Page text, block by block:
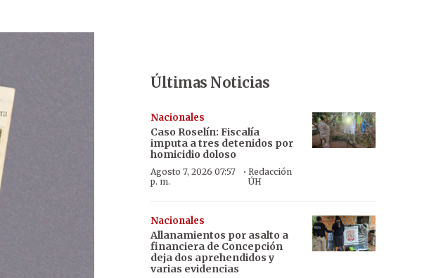
Últimas Noticias
Nacionales
Caso Roselín: Fiscalía
imputa a tres detenidos por
homicidio doloso
Agosto 7, 2026 07:57
p. m.
· Redacción
ÚH
Nacionales
Allanamientos por asalto a
financiera de Concepción
deja dos aprehendidos y
varias evidencias